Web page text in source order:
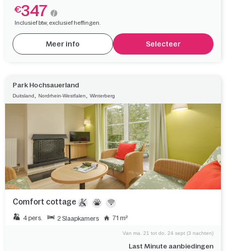
€347
Inclusief btw, exclusief heffingen.
Meer info Selecteer
Park Hochsauerland
Duitsland, Nordrhein-Westfalen, Winterberg
Comfort cottage
4 pers. 2 Slaapkamers 71 m²
Last Minute aanbiedingen
Van ma. 21 tot do. 24 sept (3 nachten)